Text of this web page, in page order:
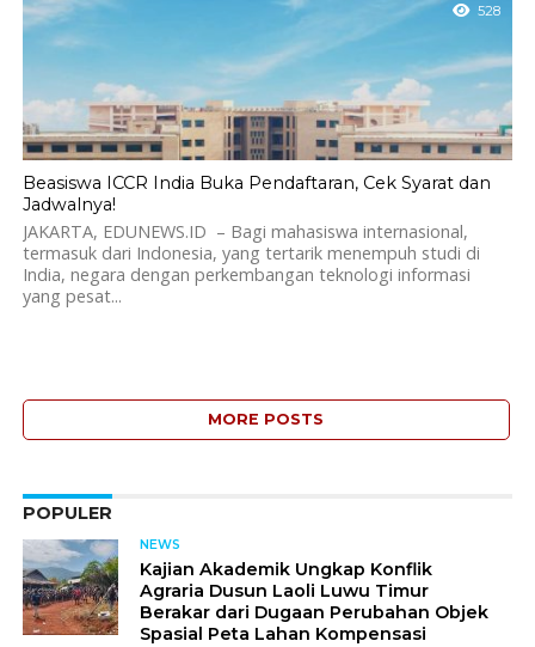
528
Beasiswa ICCR India Buka Pendaftaran, Cek Syarat dan
Jadwalnya!
JAKARTA, EDUNEWS.ID – Bagi mahasiswa internasional,
termasuk dari Indonesia, yang tertarik menempuh studi di
India, negara dengan perkembangan teknologi informasi
yang pesat...
MORE POSTS
POPULER
NEWS
Kajian Akademik Ungkap Konflik
Agraria Dusun Laoli Luwu Timur
Berakar dari Dugaan Perubahan Objek
Spasial Peta Lahan Kompensasi